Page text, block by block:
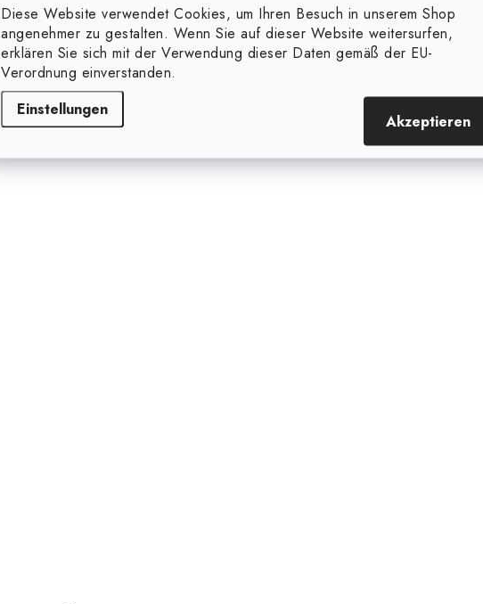
Diese Website verwendet Cookies, um Ihren Besuch in unserem Shop
angenehmer zu gestalten. Wenn Sie auf dieser Website weitersurfen,
erklären Sie sich mit der Verwendung dieser Daten gemäß der EU-
Verordnung einverstanden.
Einstellungen
Akzeptieren
e
u
e
r
l